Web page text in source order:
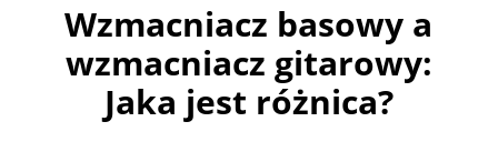
Wzmacniacz basowy a
wzmacniacz gitarowy:
Jaka jest różnica?